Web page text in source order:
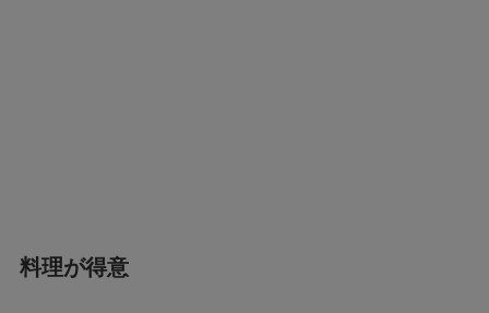
料理が得意